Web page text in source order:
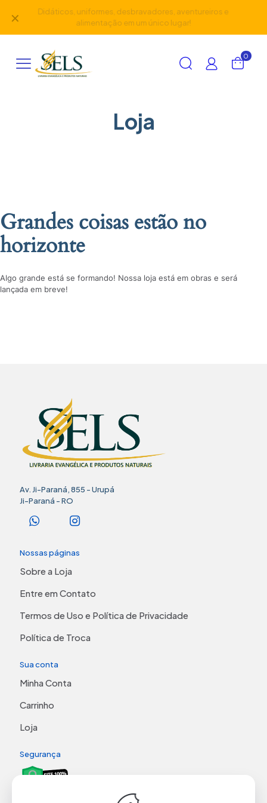
Didáticos, uniformes, desbravadores, aventureiros e
alimentação em um único lugar!
✕
0
Loja
Grandes coisas estão no
horizonte
Algo grande está se formando! Nossa loja está em obras e será
lançada em breve!
Av. Ji-Paraná, 855 - Urupá
Ji-Paraná - RO
Nossas páginas
Sobre a Loja
Entre em Contato
Termos de Uso e Política de Privacidade
Política de Troca
Sua conta
Minha Conta
Carrinho
Loja
Segurança